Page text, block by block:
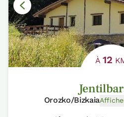
À12
Orozko/Bizkaia